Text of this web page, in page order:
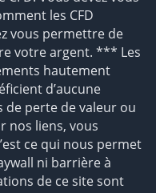
les CFD
vous permettre de
votre argent. *** Les
hautement
d’aucune
perte de valeur ou
nos liens, vous
ce qui nous permet
ni barrière à
de ce site sont